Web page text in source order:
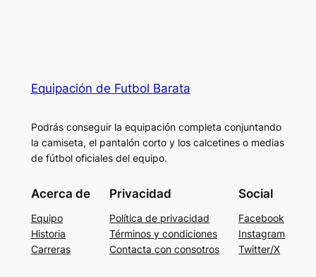
Equipación de Futbol Barata
Podrás conseguir la equipación completa conjuntando
la camiseta, el pantalón corto y los calcetines o medias
de fútbol oficiales del equipo.
Acerca de
Equipo
Historia
Carreras
Privacidad
Política de privacidad
Términos y condiciones
Contacta con consotros
Social
Facebook
Instagram
Twitter/X